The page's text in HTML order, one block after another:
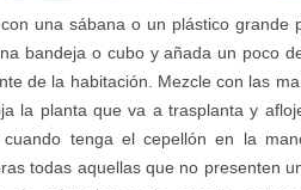
una sábana o un plástico grande
bandeja o cubo y añada un poco
de la habitación. Mezcle con las
la planta que va a trasplanta y
tenga el cepellón en la
todas aquellas que no presenten